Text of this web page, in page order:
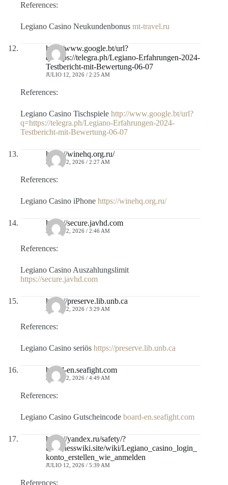
References:
Legiano Casino Neukundenbonus mt-travel.ru
http://www.google.bt/url?
q=https://telegra.ph/Legiano-Erfahrungen-2024-
Testbericht-mit-Bewertung-06-07
JULIO 12, 2026 / 2:25 AM
References:
Legiano Casino Tischspiele http://www.google.bt/url?
q=https://telegra.ph/Legiano-Erfahrungen-2024-
Testbericht-mit-Bewertung-06-07
https://winehq.org.ru/
JULIO 12, 2026 / 2:27 AM
References:
Legiano Casino iPhone https://winehq.org.ru/
https://secure.javhd.com
JULIO 12, 2026 / 2:46 AM
References:
Legiano Casino Auszahlungslimit
https://secure.javhd.com
https://preserve.lib.unb.ca
JULIO 12, 2026 / 3:29 AM
References:
Legiano Casino seriös https://preserve.lib.unb.ca
board-en.seafight.com
JULIO 12, 2026 / 4:49 AM
References:
Legiano Casino Gutscheincode board-en.seafight.com
https://yandex.ru/safety/?
url=chesswiki.site/wiki/Legiano_casino_login_
konto_erstellen_wie_anmelden
JULIO 12, 2026 / 5:39 AM
References: